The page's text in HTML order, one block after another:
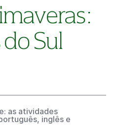
Sul
as atividades
inglês e